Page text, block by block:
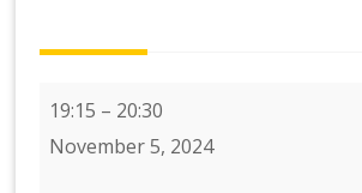
19:15 – 20:30
November 5, 2024